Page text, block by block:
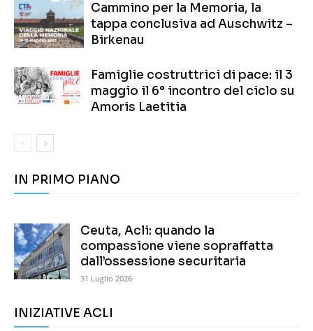
Cammino per la Memoria, la
tappa conclusiva ad Auschwitz –
Birkenau
Famiglie costruttrici di pace: il 3
maggio il 6° incontro del ciclo su
Amoris Laetitia
IN PRIMO PIANO
Ceuta, Acli: quando la
compassione viene sopraffatta
dall’ossessione securitaria
31 Luglio 2026
INIZIATIVE ACLI